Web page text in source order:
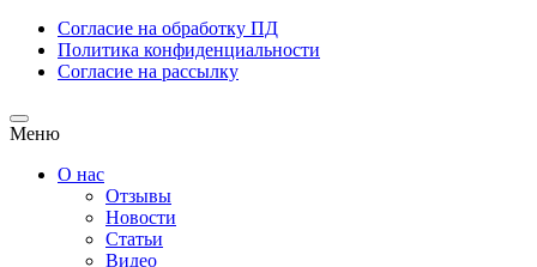
Согласие на обработку ПД
Политика конфиденциальности
Согласие на рассылку
Меню
О нас
Отзывы
Новости
Статьи
Видео